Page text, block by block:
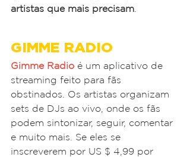
artistas que mais precisam
GIMME RADIO
Gimme Radio é um aplicativo de
streaming feito para fãs
obstinados. Os artistas organizam
sets de DJs ao vivo, onde os fãs
podem sintonizar, seguir, comentar
e muito mais. Se eles se
inscreverem por US $ 4,99 por